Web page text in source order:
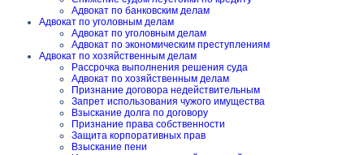
Адвокат по банковским делам
Адвокат по уголовным делам
Адвокат по уголовным делам
Адвокат по экономическим преступлениям
Адвокат по хозяйственным делам
Рассрочка выполнения решения суда
Адвокат по хозяйственным делам
Признание договора недействительным
Запрет использования чужого имущества
Взыскание долга по договору
Признание права собственности
Защита корпоративных прав
Взыскание пени